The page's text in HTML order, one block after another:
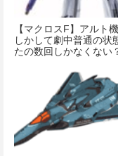
【マクロスF】アルト
しかして劇中普通の状
たの数回しかなくない